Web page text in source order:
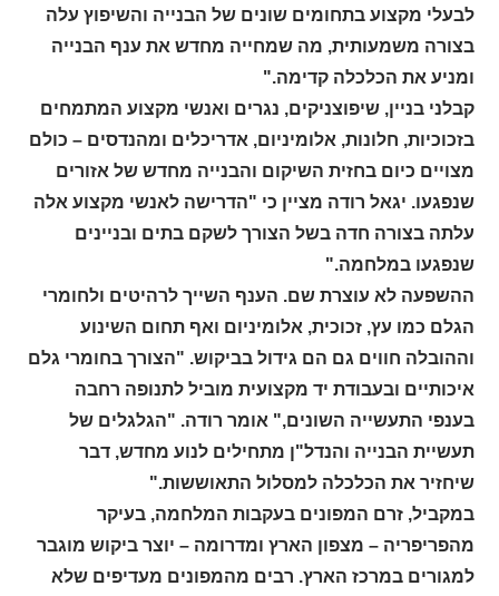
לבעלי מקצוע בתחומים שונים של הבנייה והשיפוץ עלה
בצורה משמעותית, מה שמחייה מחדש את ענף הבנייה
ומניע את הכלכלה קדימה."
קבלני בניין, שיפוצניקים, נגרים ואנשי מקצוע המתמחים
בזכוכיות, חלונות, אלומיניום, אדריכלים ומהנדסים – כולם
מצויים כיום בחזית השיקום והבנייה מחדש של אזורים
שנפגעו. יגאל רודה מציין כי "הדרישה לאנשי מקצוע אלה
עלתה בצורה חדה בשל הצורך לשקם בתים ובניינים
שנפגעו במלחמה."
ההשפעה לא עוצרת שם. הענף השייך לרהיטים ולחומרי
הגלם כמו עץ, זכוכית, אלומיניום ואף תחום השינוע
וההובלה חווים גם הם גידול בביקוש. "הצורך בחומרי גלם
איכותיים ובעבודת יד מקצועית מוביל לתנופה רחבה
בענפי התעשייה השונים," אומר רודה. "הגלגלים של
תעשיית הבנייה והנדל"ן מתחילים לנוע מחדש, דבר
שיחזיר את הכלכלה למסלול התאוששות."
במקביל, זרם המפונים בעקבות המלחמה, בעיקר
מהפריפריה – מצפון הארץ ומדרומה – יוצר ביקוש מוגבר
למגורים במרכז הארץ. רבים מהמפונים מעדיפים שלא